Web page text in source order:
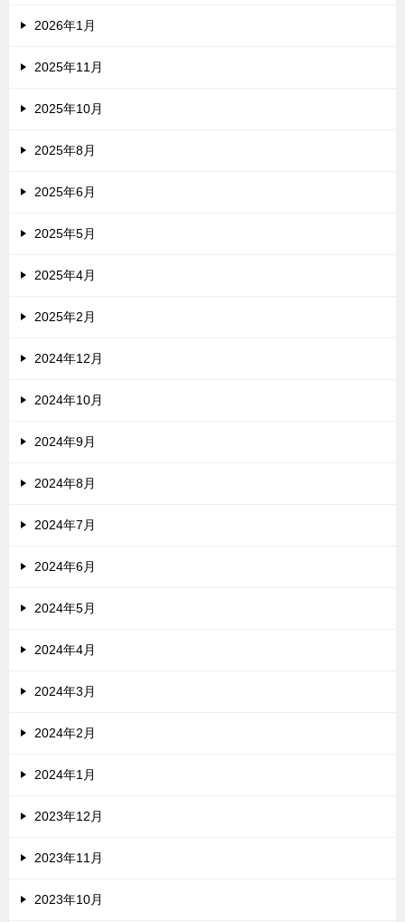
2026年1月
2025年11月
2025年10月
2025年8月
2025年6月
2025年5月
2025年4月
2025年2月
2024年12月
2024年10月
2024年9月
2024年8月
2024年7月
2024年6月
2024年5月
2024年4月
2024年3月
2024年2月
2024年1月
2023年12月
2023年11月
2023年10月